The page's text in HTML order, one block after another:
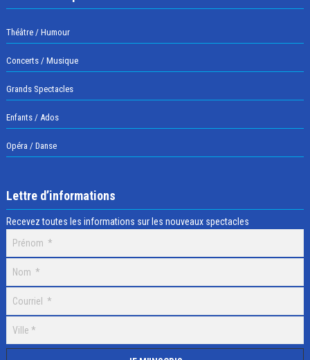
Théâtre / Humour
Concerts / Musique
Grands Spectacles
Enfants / Ados
Opéra / Danse
Lettre d’informations
Recevez toutes les informations sur les nouveaux spectacles